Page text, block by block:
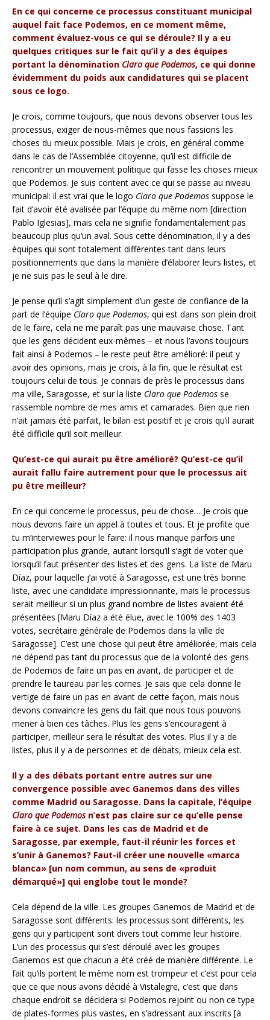
En ce qui concerne ce processus constituant municipal
auquel fait face Podemos, en ce moment même,
comment évaluez-vous ce qui se déroule? Il y a eu
quelques critiques sur le fait qu’il y a des équipes
portant la dénomination Claro que Podemos, ce qui donne
évidemment du poids aux candidatures qui se placent
sous ce logo.
Je crois, comme toujours, que nous devons observer tous les
processus, exiger de nous-mêmes que nous fassions les
choses du mieux possible. Mais je crois, en général comme
dans le cas de l’Assemblée citoyenne, qu’il est difficile de
rencontrer un mouvement politique qui fasse les choses mieux
que Podemos. Je suis content avec ce qui se passe au niveau
municipal: il est vrai que le logo Claro que Podemos suppose le
fait d’avoir été avalisée par l’équipe du même nom [direction
Pablo Iglesias], mais cela ne signifie fondamentalement pas
beaucoup plus qu’un aval. Sous cette dénomination, il y a des
équipes qui sont totalement différentes tant dans leurs
positionnements que dans la manière d’élaborer leurs listes, et
je ne suis pas le seul à le dire.
Je pense qu’il s’agit simplement d’un geste de confiance de la
part de l’équipe Claro que Podemos, qui est dans son plein droit
de le faire, cela ne me paraît pas une mauvaise chose. Tant
que les gens décident eux-mêmes – et nous l’avons toujours
fait ainsi à Podemos – le reste peut être amélioré: il peut y
avoir des opinions, mais je crois, à la fin, que le résultat est
toujours celui de tous. Je connais de près le processus dans
ma ville, Saragosse, et sur la liste Claro que Podemos se
rassemble nombre de mes amis et camarades. Bien que rien
n’ait jamais été parfait, le bilan est positif et je crois qu’il aurait
été difficile qu’il soit meilleur.
Qu’est-ce qui aurait pu être amélioré? Qu’est-ce qu’il
aurait fallu faire autrement pour que le processus ait
pu être meilleur?
En ce qui concerne le processus, peu de chose… Je crois que
nous devons faire un appel à toutes et tous. Et je profite que
tu m’interviewes pour le faire: il nous manque parfois une
participation plus grande, autant lorsqu’il s’agit de voter que
lorsqu’il faut présenter des listes et des gens. La liste de Maru
Díaz, pour laquelle j’ai voté à Saragosse, est une très bonne
liste, avec une candidate impressionnante, mais le processus
serait meilleur si un plus grand nombre de listes avaient été
présentées [Maru Díaz a été élue, avec le 100% des 1403
votes, secrétaire générale de Podemos dans la ville de
Saragosse]. C’est une chose qui peut être améliorée, mais cela
ne dépend pas tant du processus que de la volonté des gens
de Podemos de faire un pas en avant, de participer et de
prendre le taureau par les cornes. Je sais que cela donne le
vertige de faire un pas en avant de cette façon, mais nous
devons convaincre les gens du fait que nous tous pouvons
mener à bien ces tâches. Plus les gens s’encouragent à
participer, meilleur sera le résultat des votes. Plus il y a de
listes, plus il y a de personnes et de débats, mieux cela est.
Il y a des débats portant entre autres sur une
convergence possible avec Ganemos dans des villes
comme Madrid ou Saragosse. Dans la capitale, l’équipe
Claro que Podemos n’est pas claire sur ce qu’elle pense
faire à ce sujet. Dans les cas de Madrid et de
Saragosse, par exemple, faut-il réunir les forces et
s’unir à Ganemos? Faut-il créer une nouvelle «marca
blanca» [un nom commun, au sens de «produit
démarqué»] qui englobe tout le monde?
Cela dépend de la ville. Les groupes Ganemos de Madrid et de
Saragosse sont différents: les processus sont différents, les
gens qui y participent sont divers tout comme leur histoire.
L’un des processus qui s’est déroulé avec les groupes
Ganemos est que chacun a été créé de manière différente. Le
fait qu’ils portent le même nom est trompeur et c’est pour cela
que ce que nous avons décidé à Vistalegre, c’est que dans
chaque endroit se décidera si Podemos rejoint ou non ce type
de plates-formes plus vastes, en s’adressant aux inscrits [à